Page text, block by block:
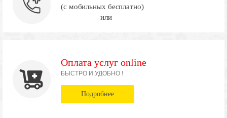
(с мобильных бесплатно)
или
Оплата услуг online
БЫСТРО И УДОБНО !
Подробнее